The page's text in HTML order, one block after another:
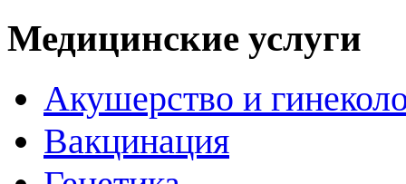
Медицинские услуги
Акушерство и
Вакцинация